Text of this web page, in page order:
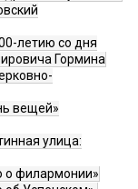
летию со дня
Гормина
вещей»
улица:
о филармонии»